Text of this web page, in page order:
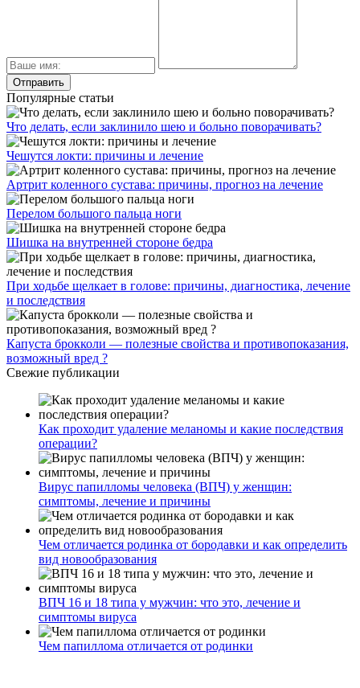
Популярные статьи
Что делать, если заклинило шею и больно поворачивать?
Чешутся локти: причины и лечение
Артрит коленного сустава: причины, прогноз на лечение
Перелом большого пальца ноги
Шишка на внутренней стороне бедра
При ходьбе щелкает в голове: причины, диагностика, лечение
и последствия
Капуста брокколи — полезные свойства и противопоказания,
возможный вред ?
Свежие публикации
Как проходит удаление меланомы и какие последствия
операции?
Вирус папилломы человека (ВПЧ) у женщин:
симптомы, лечение и причины
Чем отличается родинка от бородавки и как определить
вид новообразования
ВПЧ 16 и 18 типа у мужчин: что это, лечение и
симптомы вируса
Чем папиллома отличается от родинки